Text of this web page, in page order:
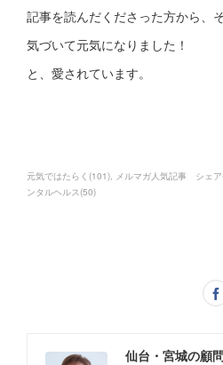
記事を読んだくださった方から、
気づいて元気になりました！
と、愛されています。
元気ではたらく (101) メルマガ人気記事 シェア
ンタルヘルス(50)